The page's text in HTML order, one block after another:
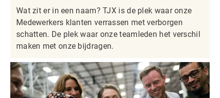
Wat zit er in een naam? TJX is de plek waar onze
Medewerkers klanten verrassen met verborgen
schatten. De plek waar onze teamleden het verschil
maken met onze bijdragen.